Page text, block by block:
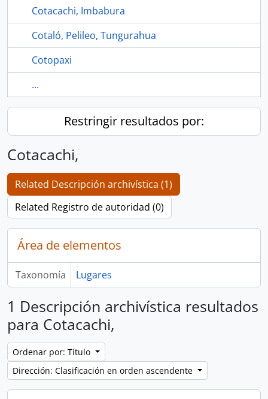
Cotacachi, Imbabura
Cotaló, Pelileo, Tungurahua
Cotopaxi
...
Restringir resultados por:
Cotacachi,
Related Descripción archivística (1)
Related Registro de autoridad (0)
Área de elementos
Taxonomía Lugares
1 Descripción archivística resultados
para Cotacachi,
Ordenar por: Título
Dirección: Clasificación en orden ascendente